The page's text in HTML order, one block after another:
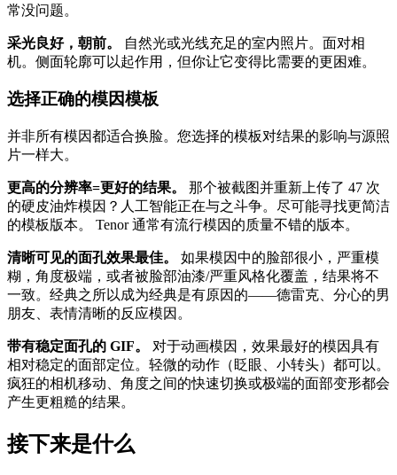
常没问题。
采光良好，朝前。
自然光或光线充足的室内照片。面对相
机。侧面轮廓可以起作用，但你让它变得比需要的更困难。
选择正确的模因模板
并非所有模因都适合换脸。您选择的模板对结果的影响与源照
片一样大。
更高的分辨率=更好的结果。
那个被截图并重新上传了 47 次
的硬皮油炸模因？人工智能正在与之斗争。尽可能寻找更简洁
的模板版本。 Tenor 通常有流行模因的质量不错的版本。
清晰可见的面孔效果最佳。
如果模因中的脸部很小，严重模
糊，角度极端，或者被脸部油漆/严重风格化覆盖，结果将不
一致。经典之所以成为经典是有原因的——德雷克、分心的男
朋友、表情清晰的反应模因。
带有稳定面孔的 GIF。
对于动画模因，效果最好的模因具有
相对稳定的面部定位。轻微的动作（眨眼、小转头）都可以。
疯狂的相机移动、角度之间的快速切换或极端的面部变形都会
产生更粗糙的结果。
接下来是什么